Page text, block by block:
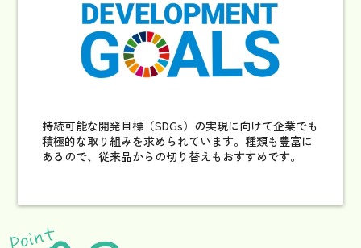
持続可能な開発目標（SDGs）の実現に向けて企業でも
積極的な取り組みを求められています。種類も豊富に
あるので、従来品からの切り替えもおすすめです。